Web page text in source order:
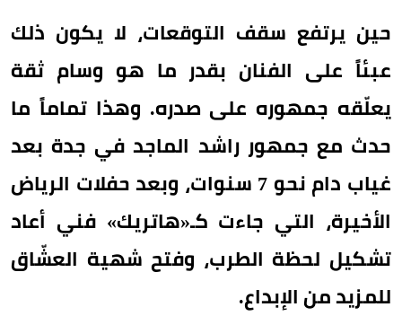
حين يرتفع سقف التوقعات، لا يكون ذلك
عبئاً على الفنان بقدر ما هو وسام ثقة
يعلّقه جمهوره على صدره. وهذا تماماً ما
حدث مع جمهور راشد الماجد في جدة بعد
غياب دام نحو 7 سنوات، وبعد حفلات الرياض
الأخيرة، التي جاءت كـ«هاتريك» فني أعاد
تشكيل لحظة الطرب، وفتح شهية العشّاق
للمزيد من الإبداع.